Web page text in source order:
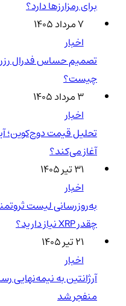
برای رمزارزها دارد؟
۷ مرداد ۱۴۰۵
اخبار
تصمیم حساس فدرال رزرو
چیست؟
۳ مرداد ۱۴۰۵
اخبار
آغاز می‌کند؟
۳۱ تیر ۱۴۰۵
اخبار
چقدر XRP نیاز دارید؟
۲۱ تیر ۱۴۰۵
اخبار
منفجر شد